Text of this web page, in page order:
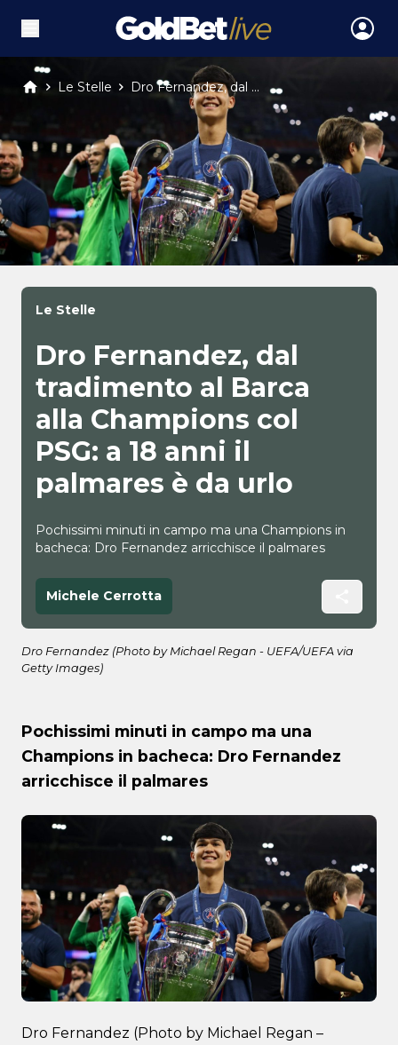
Le Stelle Dro Fernandez, dal ...
Le Stelle
Dro Fernandez, dal
tradimento al Barca
alla Champions col
PSG: a 18 anni il
palmares è da urlo
Pochissimi minuti in campo ma una Champions in
bacheca: Dro Fernandez arricchisce il palmares
Michele Cerrotta
Dro Fernandez (Photo by Michael Regan - UEFA/UEFA via
Getty Images)
Pochissimi minuti in campo ma una
Champions in bacheca: Dro Fernandez
arricchisce il palmares
Dro Fernandez (Photo by Michael Regan –